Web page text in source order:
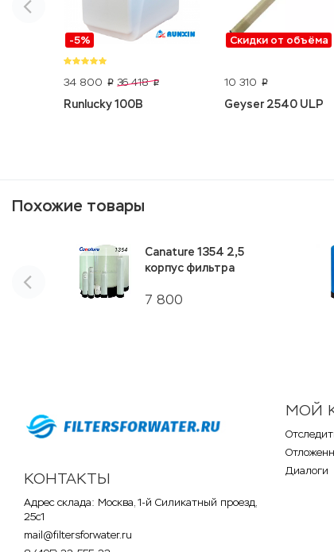
-5%
34 800 p 36 418 p
Runlucky 100B
Скидки от объёма
10 310 p
Geyser 2540 ULP
Похожие товары
7 800
Canature 1354 2,5
корпус фильтра
КОНТАКТЫ
Адрес склада: Москва, 1-й Силикатный проезд,
25с1
mail@filtersforwater.ru
МОЙ
Диалоги